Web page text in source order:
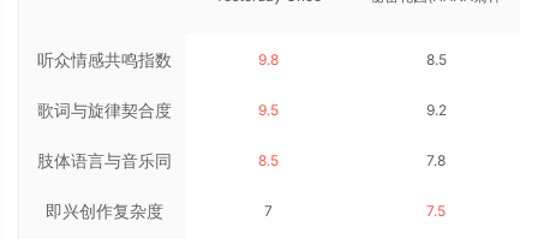
听众情感共鸣指数
歌词与旋律契合度
肢体语言与音乐同
步率
即兴创作复杂度
9.8
9.5
8.5
7
8.5
9.2
7.8
7.5